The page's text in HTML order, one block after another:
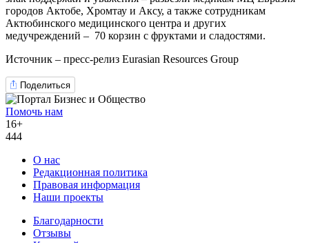
городов Актобе, Хромтау и Аксу, а также сотрудникам
Актюбинского медицинского центра и других
медучреждений – 70 корзин с фруктами и сладостями.
Источник – пресс-релиз Eurasian Resources Group
Поделиться
Помочь нам
16+
444
О нас
Редакционная политика
Правовая информация
Наши проекты
Благодарности
Отзывы